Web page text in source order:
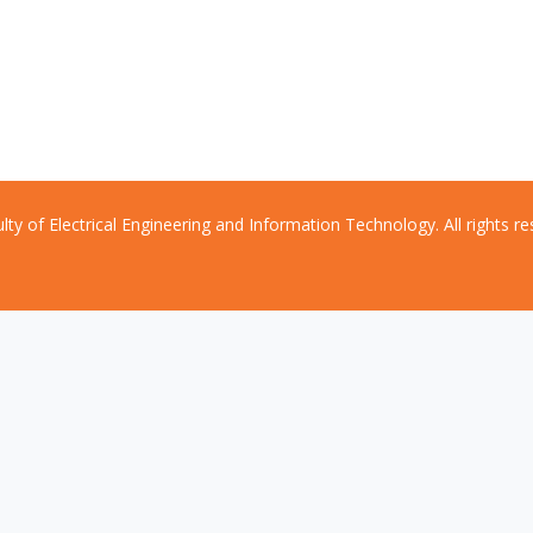
of Electrical Engineering and Information Technology. All rights